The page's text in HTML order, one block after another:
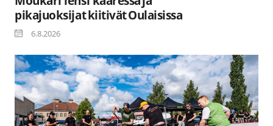
pikajuoksijat kiitivät Oulaisissa
6.8.2026